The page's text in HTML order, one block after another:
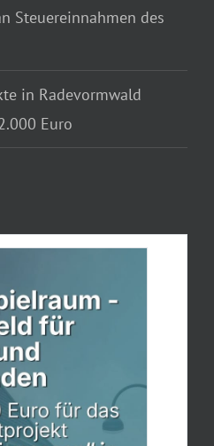
Steuereinnahmen des
in Radevormwald
Euro